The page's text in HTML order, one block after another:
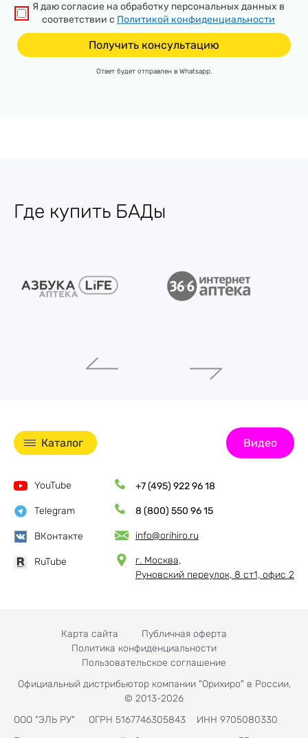
Я даю согласие на обработку персональных данных в
соответствии с Политикой конфиденциальности
Ответ будет отправлен в Whatsapp.
Где купить БАДы
Каталог Видео
YouTube
Telegram
ВКонтакте
RuTube
+7 (495) 922 96 18
8 (800) 550 96 15
info@orihiro.ru
г. Москва,
Руновский переулок, 8 ст1, офис 2
Карта сайта
Публичная оферта
Политика конфиденциальности
Пользовательское соглашение
Официальный дистрибьютор компании "Орихиро" в России,
© 2013-2026
ООО "ЭЛЬ РУ" ОГРН 5167746305843 ИНН 9705080330